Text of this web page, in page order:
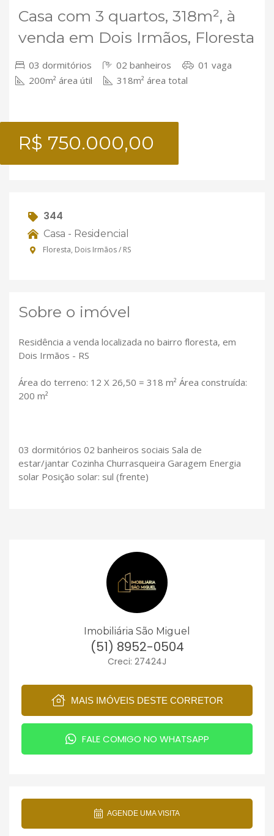
Casa com 3 quartos, 318m², à
venda em Dois Irmãos, Floresta
03 dormitórios 02 banheiros
01 vaga
200m² área útil
318m² área total
R$ 750.000,00
344
Casa - Residencial
Floresta, Dois Irmãos / RS
Sobre o imóvel
Residência a venda localizada no bairro floresta, em
Dois Irmãos - RS
Área do terreno: 12 X 26,50 = 318 m² Área construída:
200 m²
03 dormitórios 02 banheiros sociais Sala de
estar/jantar Cozinha Churrasqueira Garagem Energia
solar Posição solar: sul (frente)
Imobiliária São Miguel
(51) 8952-0504
Creci: 27424J
MAIS IMÓVEIS DESTE CORRETOR
FALE COMIGO NO WHATSAPP
AGENDE UMA VISITA